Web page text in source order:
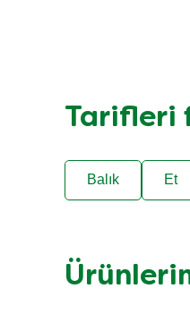
Balık Et